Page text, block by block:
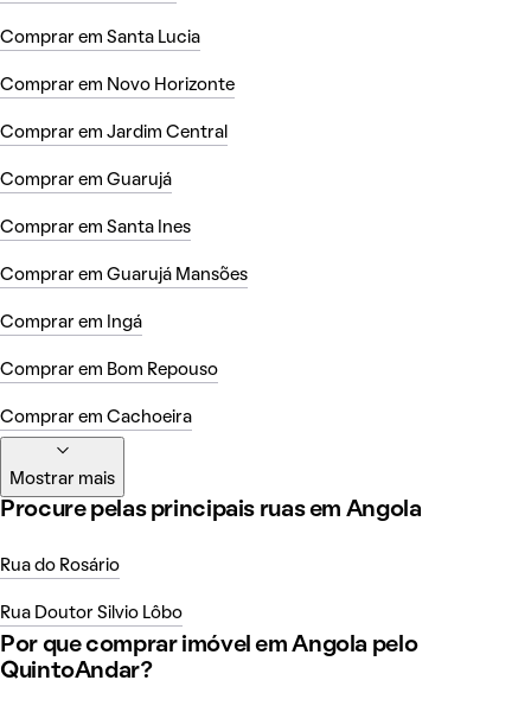
Comprar em Santa Lucia
Comprar em Novo Horizonte
Comprar em Jardim Central
Comprar em Guarujá
Comprar em Santa Ines
Comprar em Guarujá Mansões
Comprar em Ingá
Comprar em Bom Repouso
Comprar em Cachoeira
Mostrar mais
Procure pelas principais ruas em Angola
Rua do Rosário
Rua Doutor Silvio Lôbo
Por que comprar imóvel em Angola pelo
QuintoAndar?